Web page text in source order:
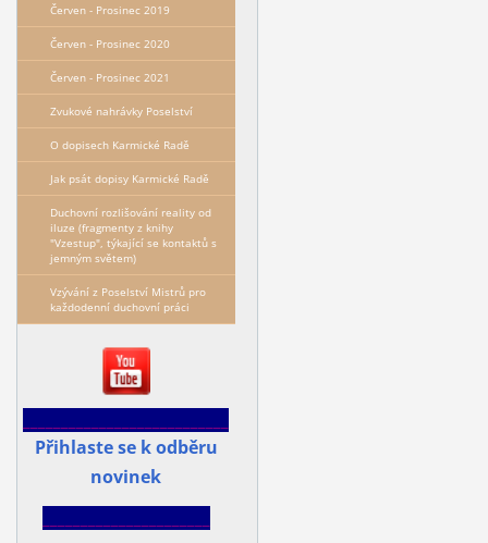
Červen - Prosinec 2019
Červen - Prosinec 2020
Červen - Prosinec 2021
Zvukové nahrávky Poselství
O dopisech Karmické Radě
Jak psát dopisy Karmické Radě
Duchovní rozlišování reality od
iluze (fragmenty z knihy
"Vzestup", týkající se kontaktů s
jemným světem)
Vzývání z Poselství Mistrů pro
každodenní duchovní práci
Přihlaste se k odběru
novinek